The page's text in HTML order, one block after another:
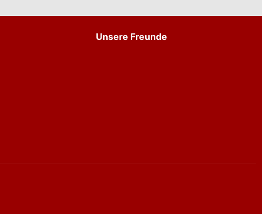
Unsere Freunde